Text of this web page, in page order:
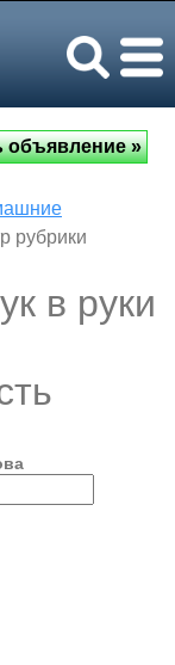
рубрики
в руки